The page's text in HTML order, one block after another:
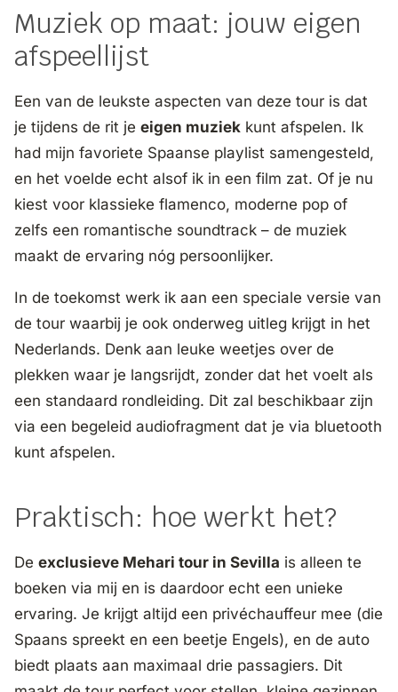
Muziek op maat: jouw eigen
afspeellijst
Een van de leukste aspecten van deze tour is dat
je tijdens de rit je eigen muziek kunt afspelen. Ik
had mijn favoriete Spaanse playlist samengesteld,
en het voelde echt alsof ik in een film zat. Of je nu
kiest voor klassieke flamenco, moderne pop of
zelfs een romantische soundtrack – de muziek
maakt de ervaring nóg persoonlijker.
In de toekomst werk ik aan een speciale versie van
de tour waarbij je ook onderweg uitleg krijgt in het
Nederlands. Denk aan leuke weetjes over de
plekken waar je langsrijdt, zonder dat het voelt als
een standaard rondleiding. Dit zal beschikbaar zijn
via een begeleid audiofragment dat je via bluetooth
kunt afspelen.
Praktisch: hoe werkt het?
De exclusieve Mehari tour in Sevilla is alleen te
boeken via mij en is daardoor echt een unieke
ervaring. Je krijgt altijd een privéchauffeur mee (die
Spaans spreekt en een beetje Engels), en de auto
biedt plaats aan maximaal drie passagiers. Dit